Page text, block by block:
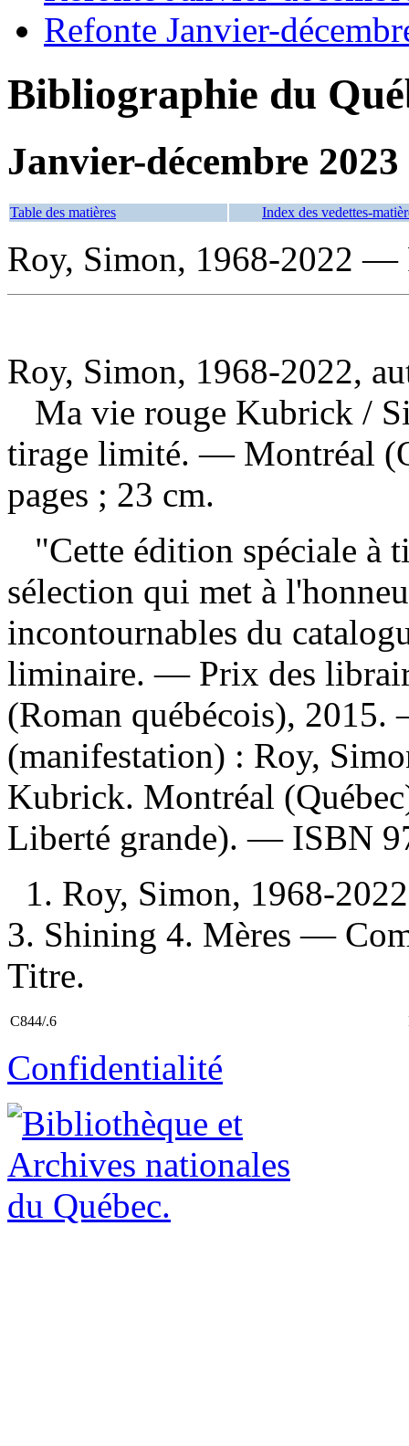
Refonte Janvier-
Bibliographie du
Janvier-décembre 2023
Table des matières Index des vedettes-
Roy, Simon, 1968-2022 —
Roy, Simon, 1968-2022,
Ma vie rouge Kubrick /
tirage limité. — Montréal
pages ; 23 cm.
"Cette édition spéciale à
sélection qui met à
incontournables du
liminaire. — Prix des
(Roman québécois),
(manifestation) : Roy,
Kubrick. Montréal
Liberté grande). — ISBN
1. Roy, Simon, 1968-
3. Shining 4. Mères —
Titre.
C844/.6
Confidentialité